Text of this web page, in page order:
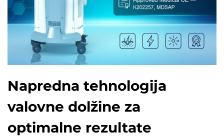
Napredna tehnologija
valovne dolžine za
optimalne rezultate